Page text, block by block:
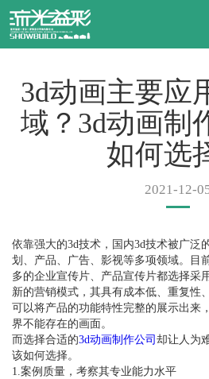
3d动画主要应
域？3d动画制
如何选
2021-12-
依靠强大的3d技术，国内3d技术被广泛
划、产品、广告、影视等多项领域。目
多的企业宣传片、产品宣传片都选择采
新的营销模式，其具有成本低、重复性
可以将产品的功能特性完整的展示出来
界不能存在的画面。
而选择合适的3d动画制作公司 却让人为
该如何选择。
1.案例质量，考察其专业能力水平